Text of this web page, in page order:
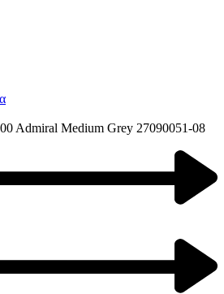
Admiral Medium Grey 27090051-08